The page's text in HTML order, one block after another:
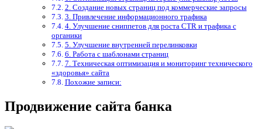
2. Создание новых страниц под коммерческие запросы
3. Привлечение информационного трафика
4. Улучшение сниппетов для роста CTR и трафика с
органики
5. Улучшение внутренней перелинковки
6. Работа с шаблонами страниц
7. Техническая оптимизация и мониторинг технического
«здоровья» сайта
Похожие записи:
Продвижение сайта банка